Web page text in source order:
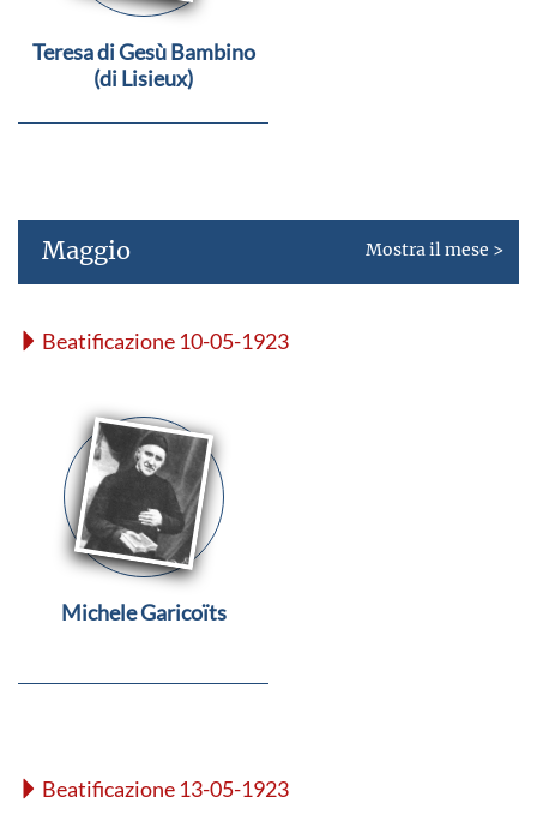
Teresa di Gesù Bambino
(di Lisieux)
Maggio Mostra il mese >
Beatificazione 10-05-1923
Michele Garicoïts
Beatificazione 13-05-1923